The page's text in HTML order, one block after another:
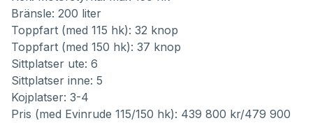
Bränsle: 200 liter
Toppfart (med 115 hk): 32 knop
Toppfart (med 150 hk): 37 knop
Sittplatser ute: 6
Sittplatser inne: 5
Kojplatser: 3-4
Pris (med Evinrude 115/150 hk): 439 800 kr/479 900